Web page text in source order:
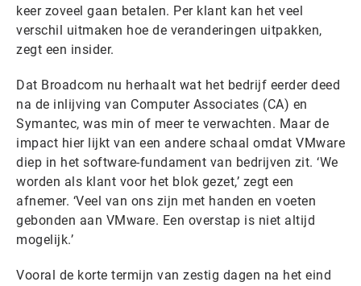
keer zoveel gaan betalen. Per klant kan het veel
verschil uitmaken hoe de veranderingen uitpakken,
zegt een insider.
Dat Broadcom nu herhaalt wat het bedrijf eerder deed
na de inlijving van Computer Associates (CA) en
Symantec, was min of meer te verwachten. Maar de
impact hier lijkt van een andere schaal omdat VMware
diep in het software-fundament van bedrijven zit. ‘We
worden als klant voor het blok gezet,’ zegt een
afnemer. ‘Veel van ons zijn met handen en voeten
gebonden aan VMware. Een overstap is niet altijd
mogelijk.’
Vooral de korte termijn van zestig dagen na het eind